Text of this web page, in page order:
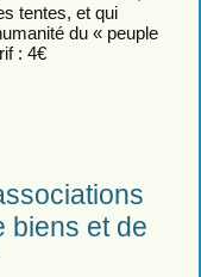
tentes, et qui
du « peuple
: 4€
biens et de